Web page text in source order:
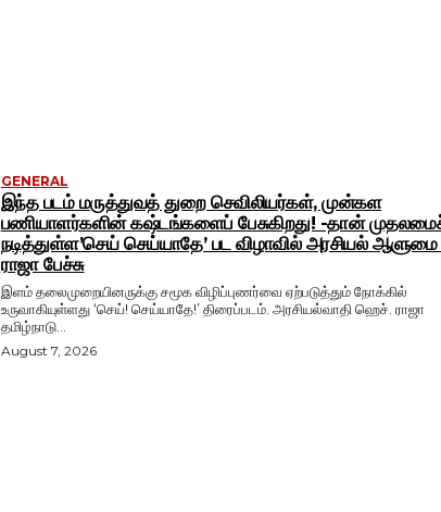
GENERAL
இந்த படம் மருத்துவத் துறை செவிலியர்கள், முன்கள
பணியாளர்களின் கஷ்டங்களைப் பேசுகிறது! -தான்
நடித்துள்ள’செய் செய்யாதே’ பட விழாவில் அரசியல்
ராஜா பேச்சு
இளம் தலைமுறையினருக்கு சமூக விழிப்புணர்வை ஏற்படுத்தும் நோக்கில்
உருவாகியுள்ளது ‘செய்! செய்யாதே!’ திரைப்படம். அரசியல்வாதி ஹெச். ராஜா
தமிழ்நாடு...
August 7, 2026